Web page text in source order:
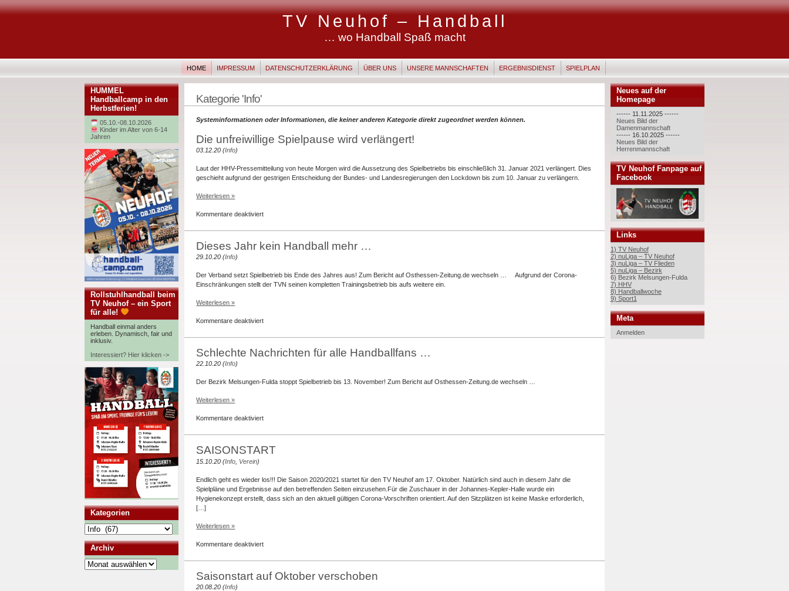
TV Neuhof – Handball
… wo Handball Spaß macht
HOME IMPRESSUM DATENSCHUTZERKLÄRUNG ÜBER UNS UNSERE MANNSCHAFTEN ERGEBNISDIENST SPIELPLAN
HUMMEL
Handballcamp in den
Herbstferien!
05.10.-08.10.2026
Kinder im Alter von 6-14
Jahren
Rollstuhlhandball beim
TV Neuhof – ein Sport
für alle!
Handball einmal anders
erleben. Dynamisch, fair und
inklusiv.
Interessiert? Hier klicken ->
Kategorien
Kategorien
Archiv
Archiv
Neues auf der
Homepage
------ 11.11.2025 ------
Neues Bild der
Damenmannschaft
------ 16.10.2025 ------
Neues Bild der
Herrenmannschaft
TV Neuhof Fanpage auf
Facebook
Links
1) TV Neuhof
2) nuLiga – TV Neuhof
3) nuLiga – TV Flieden
5) nuLiga – Bezirk
6) Bezirk Melsungen-Fulda
7) HHV
8) Handballwoche
9) Sport1
Meta
Anmelden
Kategorie 'Info'
Systeminformationen oder Informationen, die keiner anderen Kategorie direkt zugeordnet werden können.
Die unfreiwillige Spielpause wird verlängert!
03.12.20 (Info)
Laut der HHV-Pressemitteilung von heute Morgen wird die Aussetzung des Spielbetriebs bis einschließlich 31. Januar 2021 verlängert. Dies
geschieht aufgrund der gestrigen Entscheidung der Bundes- und Landesregierungen den Lockdown bis zum 10. Januar zu verlängern.
Weiterlesen »
Kommentare deaktiviertfür
unfreiwillige
Spielpause
wird
Dieses Jahr kein Handball mehr …
29.10.20 (Info)
Der Verband setzt Spielbetrieb bis Ende des Jahres aus! Zum Bericht auf Osthessen-Zeitung.de wechseln … Aufgrund der Corona-
Einschränkungen stellt der TVN seinen kompletten Trainingsbetrieb bis aufs weitere ein.
Weiterlesen »
Kommentare deaktiviertfür
Jahr
kein
Handball
Schlechte Nachrichten für alle Handballfans …
22.10.20 (Info)
Der Bezirk Melsungen-Fulda stoppt Spielbetrieb bis 13. November! Zum Bericht auf Osthessen-Zeitung.de wechseln …
Weiterlesen »
Kommentare deaktiviertfür
Nachrichten
für
alle
SAISONSTART
15.10.20 (Info Verein)
Endlich geht es wieder los!!! Die Saison 2020/2021 startet für den TV Neuhof am 17. Oktober. Natürlich sind auch in diesem Jahr die
Spielpläne und Ergebnisse auf den betreffenden Seiten einzusehen.Für die Zuschauer in der Johannes-Kepler-Halle wurde ein
Hygienekonzept erstellt, dass sich an den aktuell gültigen Corona-Vorschriften orientiert. Auf den Sitzplätzen ist keine Maske erforderlich,
[…]
Weiterlesen »
Kommentare deaktiviertfür
Saisonstart auf Oktober verschoben
20.08.20 (Info)